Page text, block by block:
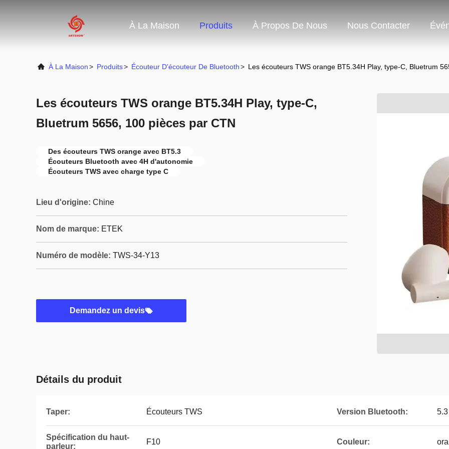
À La Maison Produits À Propos De Nous Nous Contacter
À La Maison> Produits> Écouteur D'écouteur De Bluetooth> Les écouteurs TWS orange BT5.34H Play, type-C, Bluetrum
Les écouteurs TWS orange BT5.34H Play, type-C,
Bluetrum 5656, 100 pièces par CTN
Des écouteurs TWS orange avec BT5.3
Écouteurs Bluetooth avec 4H d'autonomie
Écouteurs TWS avec charge type C
Lieu d'origine: Chine
Nom de marque: ETEK
Numéro de modèle: TWS-34-Y13
Demandez un devis
Détails du produit
Taper: Écouteurs TWS Version Bluetooth: 5.3
Spécification du haut-
parleur:
F10 Couleur: